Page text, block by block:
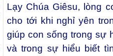
Lạy Chúa Giêsu, lòng
cho tới khi nghỉ yên
giúp con sống trong sự
và trong sự hiểu biết